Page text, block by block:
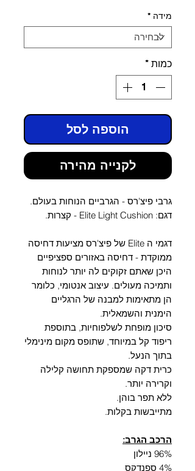
מידה *
כמות *
הוספה לסל
לקנייה מהירה
גרבי פיצ'רס - הגרביים הנוחות בעולם.
דגם: Elite Light Cushion - קצרות.
דגמי ה Elite של פיצ'רס מציעות דחיסה
ממוקדת - דחיסה באזורים ספציפיים
היכן שאתם זקוקים לה יותר לנוחות
ותמיכה מעולים. עיצוב אנטומי, כלומר
הן מתאימות למבנה של הרגליים
הימנית והשמאלית.
סיכון מופחת לשלפוחיות, בתוספת
ריפוד קל במיוחד, שתופס מקום מינימלי
בתוך הנעל.
כרית דקה שמספקת תחושה קלילה
וקרירה יותר.
ללא תפר בוהן.
מתייבשות בקלות.
הרכב הגרב:
96% ניילון
4% ספנדקס